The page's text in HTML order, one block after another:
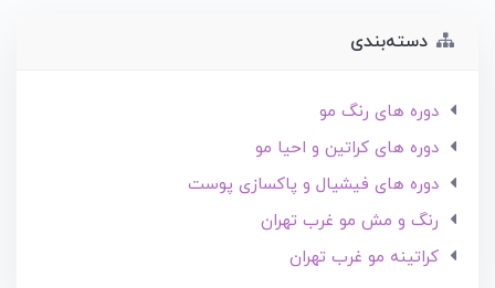
دسته‌بندی
دوره های رنگ مو
دوره های کراتین و احیا مو
دوره های فیشیال و پاکسازی پوست
رنگ و مش مو غرب تهران
کراتینه مو غرب تهران